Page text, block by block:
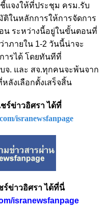
แจงให้ที่ประชุม ครม.รับ
ในหลักการให้การจัดการ
น ระหว่างนี้อยู่ในขั้นตอนที่
าภายใน 1-2 วันนี้น่าจะ
ารได้ โดยทันทีที่
จ. และ สจ.ทุกคนจะพ้นจาก
ลังเลือกตั้งเสร็จสิ้น
ร์ข่าวอิศรา ได้ที่
isranewsfanpage
ข่าวอิศรา ได้ที่นี่
isranewsfanpage